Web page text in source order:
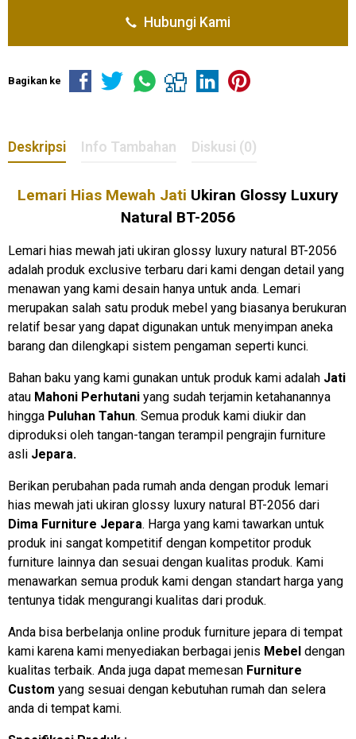
Hubungi Kami
Bagikan ke
Deskripsi Info Tambahan Diskusi (0)
Lemari Hias Mewah Jati Ukiran Glossy Luxury
Natural BT-2056
Lemari hias mewah jati ukiran glossy luxury natural BT-2056
adalah produk exclusive terbaru dari kami dengan detail yang
menawan yang kami desain hanya untuk anda. Lemari
merupakan salah satu produk mebel yang biasanya berukuran
relatif besar yang dapat digunakan untuk menyimpan aneka
barang dan dilengkapi sistem pengaman seperti kunci.
Bahan baku yang kami gunakan untuk produk kami adalah Jati
atau Mahoni Perhutani yang sudah terjamin ketahanannya
hingga Puluhan Tahun. Semua produk kami diukir dan
diproduksi oleh tangan-tangan terampil pengrajin furniture
asli Jepara.
Berikan perubahan pada rumah anda dengan produk lemari
hias mewah jati ukiran glossy luxury natural BT-2056 dari
Dima Furniture Jepara. Harga yang kami tawarkan untuk
produk ini sangat kompetitif dengan kompetitor produk
furniture lainnya dan sesuai dengan kualitas produk. Kami
menawarkan semua produk kami dengan standart harga yang
tentunya tidak mengurangi kualitas dari produk.
Anda bisa berbelanja online produk furniture jepara di tempat
kami karena kami menyediakan berbagai jenis Mebel dengan
kualitas terbaik. Anda juga dapat memesan Furniture
Custom yang sesuai dengan kebutuhan rumah dan selera
anda di tempat kami.